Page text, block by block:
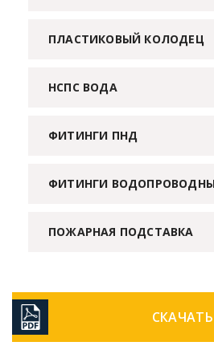
ПЛАСТИКОВЫЙ КОЛОДЕЦ
НСПС ВОДА
ФИТИНГИ ПНД
ФИТИНГИ
ПОЖАРНАЯ ПОДСТАВКА
СКАЧАТЬ